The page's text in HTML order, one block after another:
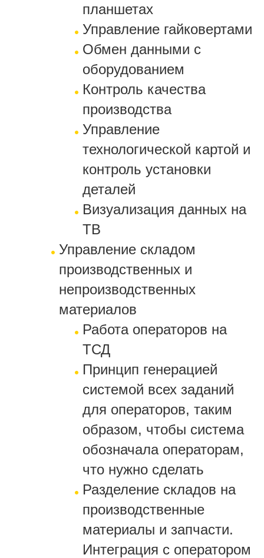
планшетах
Управление гайковертами
Обмен данными с
оборудованием
Контроль качества
производства
Управление
технологической картой и
контроль установки
деталей
Визуализация данных на
ТВ
Управление складом
производственных и
непроизводственных
материалов
Работа операторов на
ТСД
Принцип генерацией
системой всех заданий
для операторов, таким
образом, чтобы система
обозначала операторам,
что нужно сделать
Разделение складов на
производственные
материалы и запчасти.
Интеграция с оператором